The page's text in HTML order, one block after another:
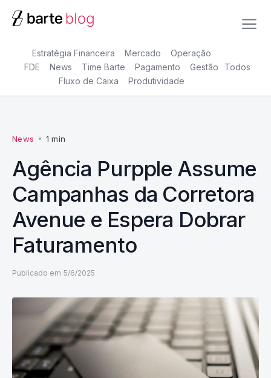
Estratégia Financeira Mercado
Operação
FDE
News Time Barte Pagamento
Gestão
Fluxo de Caixa
Produtividade
Todos
News • 1 min
Agência Purpple Assume
Campanhas da Corretora
Avenue e Espera Dobrar
Faturamento
Publicado em 5/6/2025